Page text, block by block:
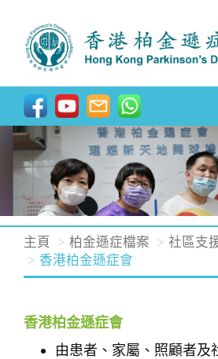
主頁 柏金遜症檔案
社區支
香港柏金遜症會
香港柏金遜症會
由患者、家屬、照顧者及